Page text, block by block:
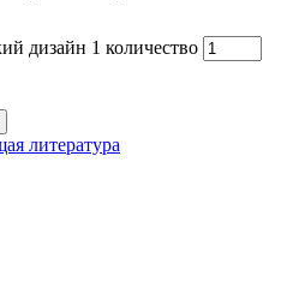
дизайн 1 количество
литература